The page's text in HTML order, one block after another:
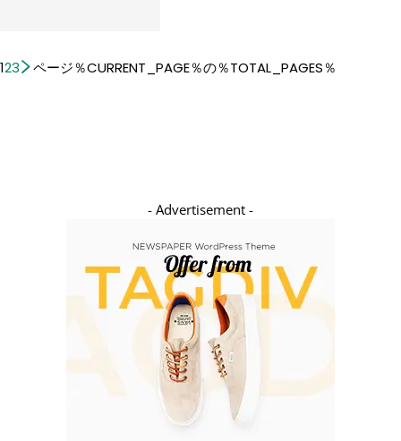
123 ページ％CURRENT_PAGE％の％TOTAL_PAGES％
- Advertisement -